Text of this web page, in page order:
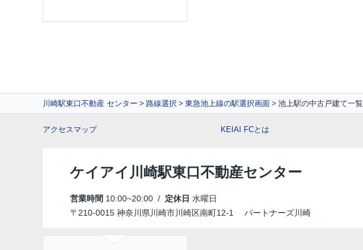
川崎駅東口不動産 センター 路線選択 東急池上線の駅選択画面 池上駅の中古戸建て一覧
アクセスマップ KEIAI FCとは
ケイアイ川崎駅東口不動産センター
営業時間 10:00~20:00 / 定休日 水曜日
〒210-0015 神奈川県川崎市川崎区南町12-1 パートナーズ川崎